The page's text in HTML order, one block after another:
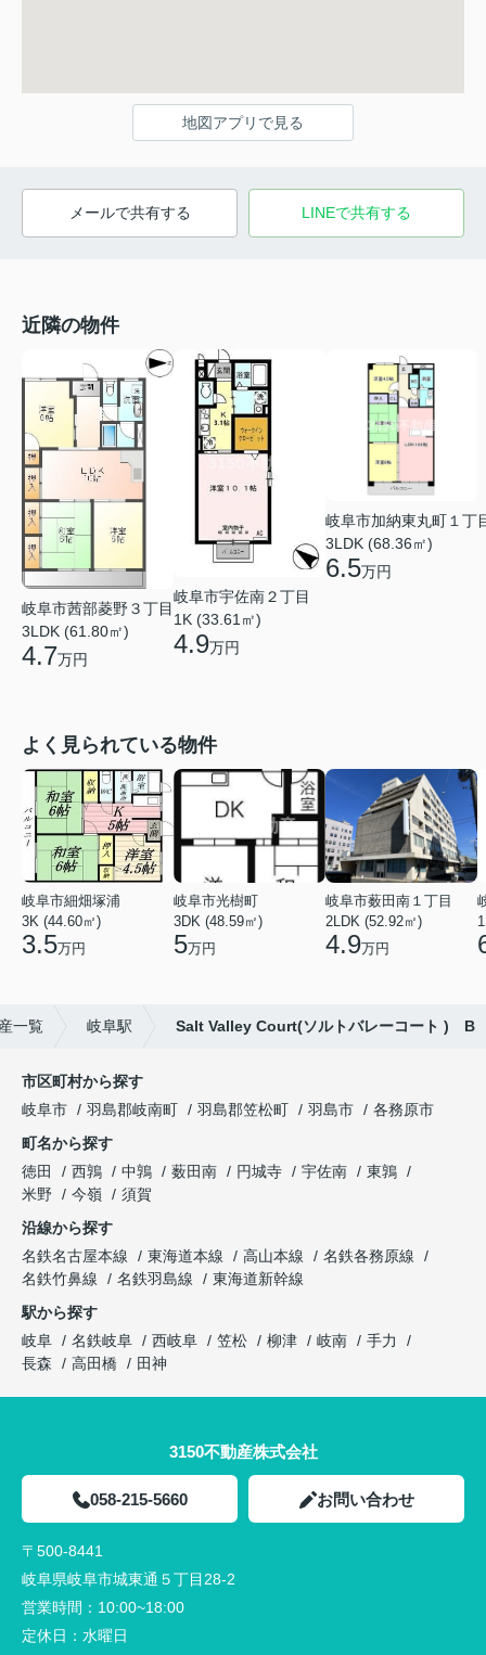
地図アプリで見る
メールで共有する LINEで共有する
近隣の物件
岐阜市茜部菱野３丁目
3LDK (61.80㎡)
4.7万円
岐阜市宇佐南２丁目
1K (33.61㎡)
4.9万円
岐阜市加納東丸町１丁
3LDK (68.36㎡)
6.5万円
よく見られている物件
岐阜市細畑塚浦
3K (44.60㎡)
3.5万円
岐阜市光樹町
3DK (48.59㎡)
5万円
岐阜市薮田南１丁目
2LDK (52.92㎡)
4.9万円
一覧 岐阜駅 Salt Valley Court(ソルトバレーコート ) B
市区町村から探す
岐阜市
羽島郡岐南町 羽島郡笠松町 羽島市
各務原市
町名から探す
徳田
西鶉 中鶉 薮田南 円城寺 宇佐南
東鶉
米野
今嶺
須賀
沿線から探す
名鉄名古屋本線
東海道本線 高山本線
名鉄各務原線
名鉄竹鼻線
名鉄羽島線
東海道新幹線
駅から探す
岐阜
名鉄岐阜 西岐阜 笠松 柳津 岐南
手力
長森
高田橋 田神
3150不動産株式会社
058-215-5660 お問い合わせ
〒500-8441
岐阜県岐阜市城東通５丁目28-2
営業時間： 10:00~18:00
定休日： 水曜日